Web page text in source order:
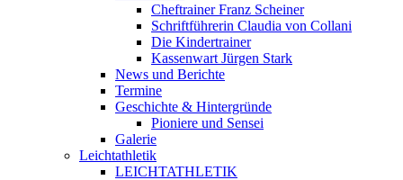
Cheftrainer Franz Scheiner
Schriftführerin Claudia von Collani
Die Kindertrainer
Kassenwart Jürgen Stark
News und Berichte
Termine
Geschichte & Hintergründe
Pioniere und Sensei
Galerie
Leichtathletik
LEICHTATHLETIK